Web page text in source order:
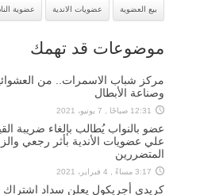
بيع العضوية عضويات الاندية عضوية
موضوعات قد تهمك
مركز شباب الاسمرات.. من
وصناعة الأبطال
12:31 صباحًا , 7 يونيو، 2021
عضو بالنواب يُطالب بإلغاء ضريبة
علي عضويات الأندية بأثر رجعي
المتضررين
3:17 مساءً , 4 فبراير، 2021
كريدي أجريكول يعلن سداد اشتراك